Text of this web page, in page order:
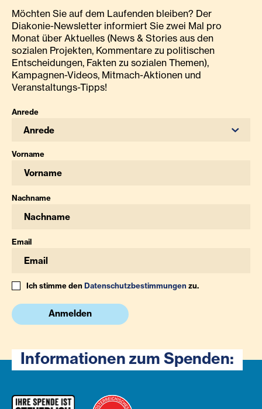
Möchten Sie auf dem Laufenden bleiben? Der
Diakonie-Newsletter informiert Sie zwei Mal pro
Monat über Aktuelles (News & Stories aus den
sozialen Projekten, Kommentare zu politischen
Entscheidungen, Fakten zu sozialen Themen),
Kampagnen-Videos, Mitmach-Aktionen und
Veranstaltungs-Tipps!
Anrede
Anrede
Vorname
Nachname
Email
Ich stimme denDatenschutzbestimmungenzu.
Anmelden
Informationen zum Spenden: